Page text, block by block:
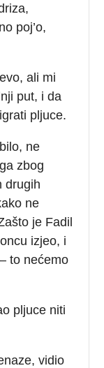
poj’o,
ali mi
put, i da
pljuce.
ne
zbog
drugih
ne
je Fadil
izjeo, i
to nećemo
pljuce niti
vidio